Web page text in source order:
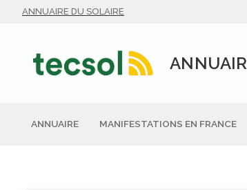
ANNUAIRE DU SOLAIRE
ANNUAIRE MANIFESTATIONS EN FRANCE